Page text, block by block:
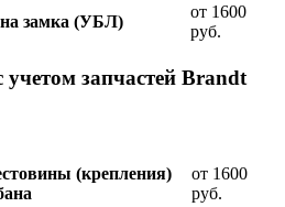
замка (УБЛ)
от 1600
руб.
запчастей Brandt
(крепления)
от 1600
руб.